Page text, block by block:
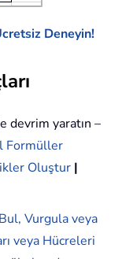
Deneyin!
devrim yaratın –
Formüller
Oluştur |
Vurgula veya
veya Hücreleri